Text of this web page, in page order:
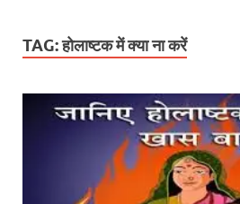
TAG:होलाष्टक में क्या ना करें